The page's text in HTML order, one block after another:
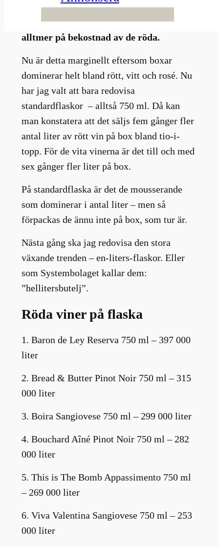
Systembolaget statstik för 2025. Tio i
topp visar att de vita flaskvinerna säljs
alltmer på bekostnad av de röda.
Nu är detta marginellt eftersom boxar
dominerar helt bland rött, vitt och rosé. Nu
har jag valt att bara redovisa
standardflaskor – alltså 750 ml. Då kan
man konstatera att det säljs fem gånger fler
antal liter av rött vin på box bland tio-i-
topp. För de vita vinerna är det till och med
sex gånger fler liter på box.
På standardflaska är det de mousserande
som dominerar i antal liter – men så
förpackas de ännu inte på box, som tur är.
Nästa gång ska jag redovisa den stora
växande trenden – en-liters-flaskor. Eller
som Systembolaget kallar dem:
”hellitersbutelj”.
Röda viner på flaska
1. Baron de Ley Reserva 750 ml – 397 000
liter
2. Bread & Butter Pinot Noir 750 ml – 315
000 liter
3. Boira Sangiovese 750 ml – 299 000 liter
4. Bouchard Aîné Pinot Noir 750 ml – 282
000 liter
5. This is The Bomb Appassimento 750 ml
– 269 000 liter
6. Viva Valentina Sangiovese 750 ml – 253
000 liter